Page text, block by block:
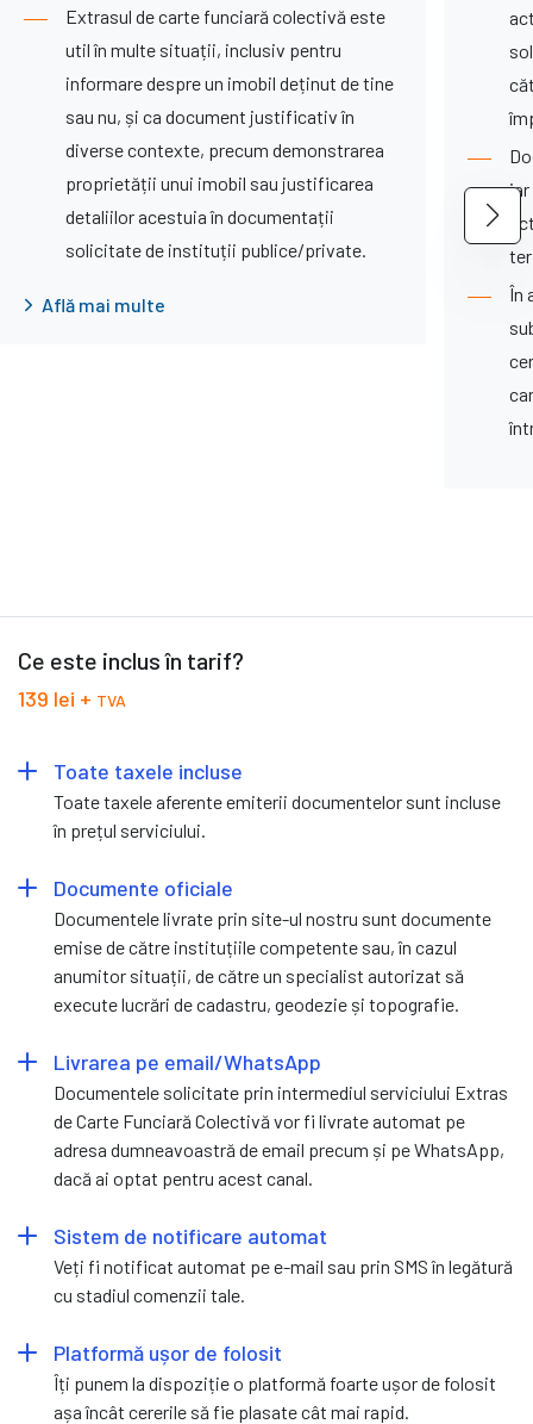
Extrasul de carte funciară colectivă este
util în multe situații, inclusiv pentru
informare despre un imobil deținut de tine
sau nu, și ca document justificativ în
diverse contexte, precum demonstrarea
proprietății unui imobil sau justificarea
detaliilor acestuia în documentații
solicitate de instituții publice/private.
Află mai multe
În
Ce este inclus în tarif?
139 lei + TVA
Toate taxele incluse
Toate taxele aferente emiterii documentelor sunt incluse
în prețul serviciului.
Documente oficiale
Documentele livrate prin site-ul nostru sunt documente
emise de către instituțiile competente sau, în cazul
anumitor situații, de către un specialist autorizat să
execute lucrări de cadastru, geodezie și topografie.
Livrarea pe email/WhatsApp
Documentele solicitate prin intermediul serviciului Extras
de Carte Funciară Colectivă vor fi livrate automat pe
adresa dumneavoastră de email precum și pe WhatsApp,
dacă ai optat pentru acest canal.
Sistem de notificare automat
Veți fi notificat automat pe e-mail sau prin SMS în legătură
cu stadiul comenzii tale.
Platformă ușor de folosit
Îți punem la dispoziție o platformă foarte ușor de folosit
așa încât cererile să fie plasate cât mai rapid.